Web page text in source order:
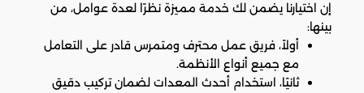
إن اختيارنا يضمن لك خدمة مميزة نظرًا لعدة عوامل، من
بينها:
أولاً، فريق عمل محترف ومتمرس قادر على التعامل
مع جميع أنواع الأنظمة.
ثانيًا، استخدام أحدث المعدات لضمان تركيب دقيق